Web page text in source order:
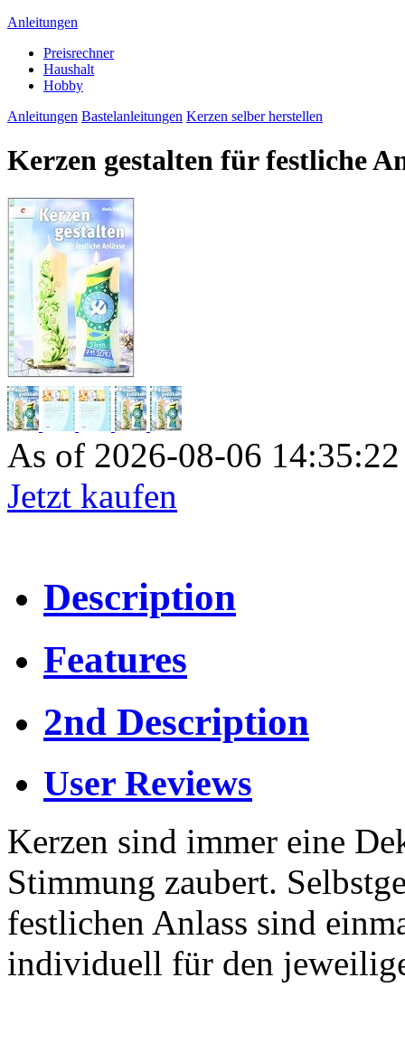
Anleitungen
Preisrechner
Haushalt
Hobby
Anleitungen Bastelanleitungen Kerzen selber herstellen
Kerzen gestalten für festliche
As of 2026-08-06
Jetzt kaufen
Description
Features
2nd Description
User Reviews
Kerzen sind immer eine
Stimmung zaubert.
festlichen Anlass sind
individuell für den